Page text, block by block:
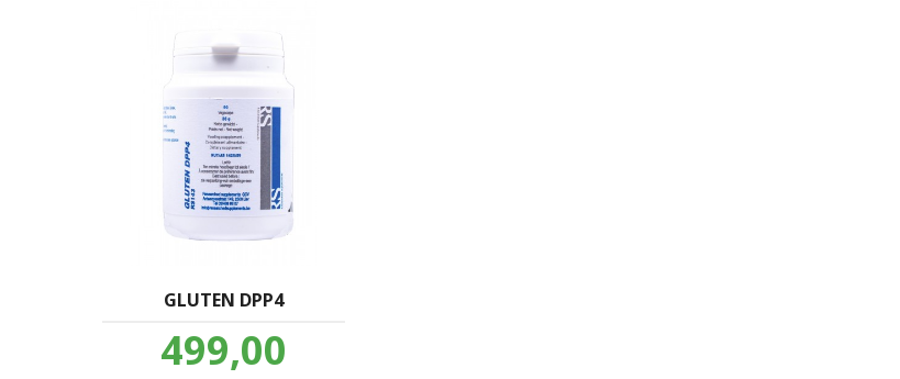
GLUTEN DPP4
Pris
499,00